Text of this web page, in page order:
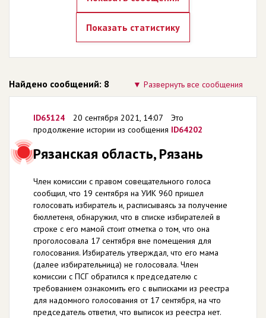
Найдено сообщений: 8 Развернуть все сообщения
ID65124 20 сентября 2021, 14:07
Это
продолжение истории из сообщения ID64202
Рязанская область, Рязань
Член комиссии с правом совещательного голоса
сообщил, что 19 сентября на УИК 960 пришел
голосовать избиратель и, расписываясь за получение
бюллетеня, обнаружил, что в списке избирателей в
строке с его мамой стоит отметка о том, что она
проголосовала 17 сентября вне помещения для
голосования. Избиратель утверждал, что его мама
(далее избирательница) не голосовала. Член
комиссии с ПСГ обратился к председателю с
требованием ознакомить его с выписками из реестра
для надомного голосования от 17 сентября, на что
председатель ответил, что выписок из реестра нет.